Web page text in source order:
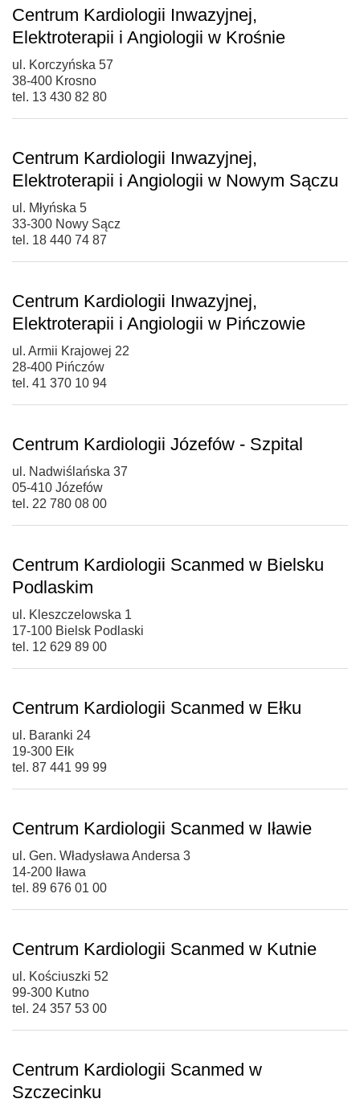
Centrum Kardiologii Inwazyjnej,
Elektroterapii i Angiologii w Krośnie
ul. Korczyńska 57
38-400 Krosno
tel. 13 430 82 80
Centrum Kardiologii Inwazyjnej,
Elektroterapii i Angiologii w Nowym Sączu
ul. Młyńska 5
33-300 Nowy Sącz
tel. 18 440 74 87
Centrum Kardiologii Inwazyjnej,
Elektroterapii i Angiologii w Pińczowie
ul. Armii Krajowej 22
28-400 Pińczów
tel. 41 370 10 94
Centrum Kardiologii Józefów - Szpital
ul. Nadwiślańska 37
05-410 Józefów
tel. 22 780 08 00
Centrum Kardiologii Scanmed w Bielsku
Podlaskim
ul. Kleszczelowska 1
17-100 Bielsk Podlaski
tel. 12 629 89 00
Centrum Kardiologii Scanmed w Ełku
ul. Baranki 24
19-300 Ełk
tel. 87 441 99 99
Centrum Kardiologii Scanmed w Iławie
ul. Gen. Władysława Andersa 3
14-200 Iława
tel. 89 676 01 00
Centrum Kardiologii Scanmed w Kutnie
ul. Kościuszki 52
99-300 Kutno
tel. 24 357 53 00
Centrum Kardiologii Scanmed w
Szczecinku